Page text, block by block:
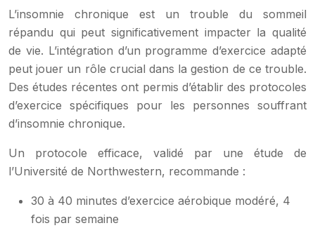
L’insomnie chronique est un trouble du sommeil
répandu qui peut significativement impacter la qualité
de vie. L’intégration d’un programme d’exercice adapté
peut jouer un rôle crucial dans la gestion de ce trouble.
Des études récentes ont permis d’établir des protocoles
d’exercice spécifiques pour les personnes souffrant
d’insomnie chronique.
Un protocole efficace, validé par une étude de
l’Université de Northwestern, recommande :
30 à 40 minutes d’exercice aérobique modéré, 4
fois par semaine